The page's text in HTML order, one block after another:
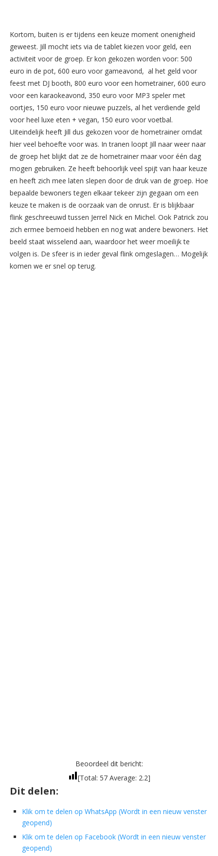
Kortom, buiten is er tijdens een keuze moment onenigheid
geweest. Jill mocht iets via de tablet kiezen voor geld, een
activiteit voor de groep. Er kon gekozen worden voor: 500
euro in de pot, 600 euro voor gameavond, al het geld voor
feest met DJ booth, 800 euro voor een hometrainer, 600 euro
voor een karaokeavond, 350 euro voor MP3 speler met
oortjes, 150 euro voor nieuwe puzzels, al het verdiende geld
voor heel luxe eten + vegan, 150 euro voor voetbal.
Uiteindelijk heeft Jill dus gekozen voor de hometrainer omdat
hier veel behoefte voor was. In tranen loopt Jill naar weer naar
de groep het blijkt dat ze de hometrainer maar voor één dag
mogen gebruiken. Ze heeft behoorlijk veel spijt van haar keuze
en heeft zich mee laten slepen door de druk van de groep. Hoe
bepaalde bewoners tegen elkaar tekeer zijn gegaan om een
keuze te maken is de oorzaak van de onrust. Er is blijkbaar
flink geschreeuwd tussen Jerrel Nick en Michel. Ook Patrick zou
zich ermee bemoeid hebben en nog wat andere bewoners. Het
beeld staat wisselend aan, waardoor het weer moeilijk te
volgen is. De sfeer is in ieder geval flink omgeslagen… Mogelijk
komen we er snel op terug.
Beoordeel dit bericht:
[Total: 57Average: 2.2]
Dit delen:
Klik om te delen op WhatsApp (Wordt in een nieuw venster
geopend)
Klik om te delen op Facebook (Wordt in een nieuw venster
geopend)